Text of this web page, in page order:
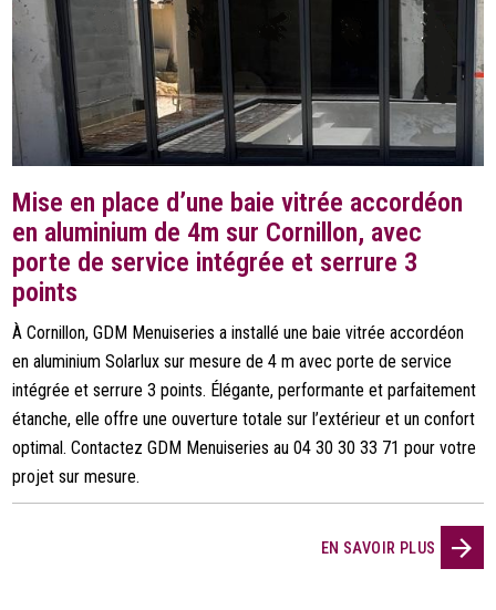
Mise en place d’une baie vitrée accordéon
en aluminium de 4m sur Cornillon, avec
porte de service intégrée et serrure 3
points
À Cornillon, GDM Menuiseries a installé une baie vitrée accordéon
en aluminium Solarlux sur mesure de 4 m avec porte de service
intégrée et serrure 3 points. Élégante, performante et parfaitement
étanche, elle offre une ouverture totale sur l’extérieur et un confort
optimal. Contactez GDM Menuiseries au 04 30 30 33 71 pour votre
projet sur mesure.
EN SAVOIR PLUS